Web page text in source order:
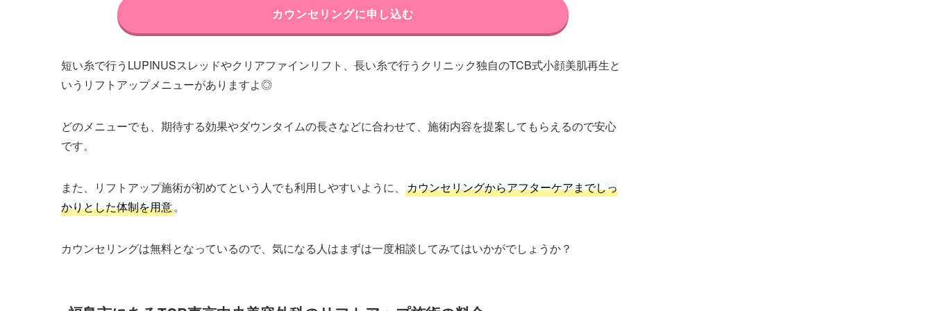
カウンセリングに申し込む
短い糸で行うLUPINUSスレッドやクリアファインリフト、長い糸で行うクリニック独自のTCB式小顔美肌再生と
いうリフトアップメニューがありますよ◎
どのメニューでも、期待する効果やダウンタイムの長さなどに合わせて、施術内容を提案してもらえるので安心
です。
また、リフトアップ施術が初めてという人でも利用しやすいように、 カウンセリングからアフターケアまでしっ
かりとした体制を用意。
カウンセリングは無料となっているので、気になる人はまずは一度相談してみてはいかがでしょうか？